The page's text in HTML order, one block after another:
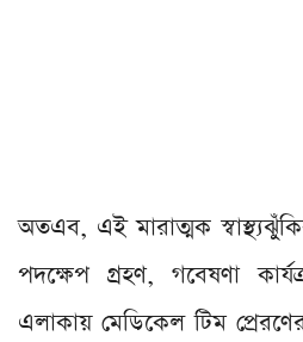
অতএব, এই মারাত্মক
পদক্ষেপ গ্রহণ, গবেষণা
এলাকায় মেডিকেল টিম